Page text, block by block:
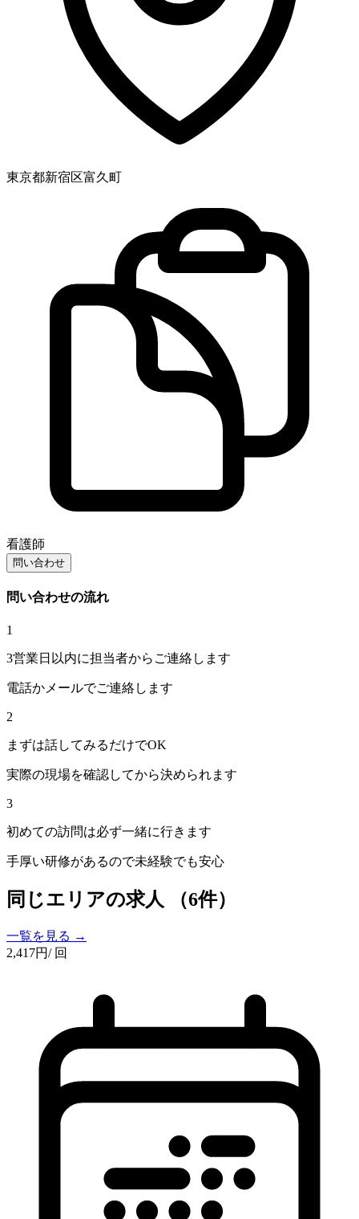
東京都新宿区富久町
看護師
問い合わせ
問い合わせの流れ
1
3営業日以内に担当者からご連絡します
電話かメールでご連絡します
2
まずは話してみるだけでOK
実際の現場を確認してから決められます
3
初めての訪問は必ず一緒に行きます
手厚い研修があるので未経験でも安心
同じエリアの求人 （6件）
一覧を見る →
2,417円/ 回